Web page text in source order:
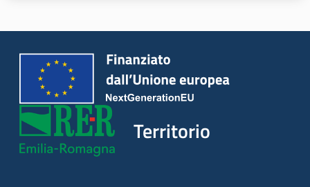
Piani Programmi
Progetti
Territorio